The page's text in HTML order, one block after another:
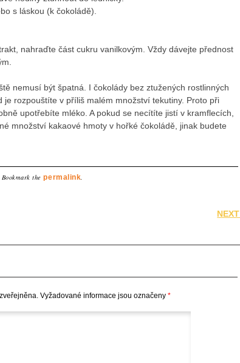
s láskou (k čokoládě).
nahraďte část cukru vanilkovým. Vždy dávejte přednost
nemusí být špatná. I čokolády bez ztužených rostlinných
je rozpouštíte v příliš malém množství tekutiny. Proto při
upotřebíte mléko. A pokud se necítíte jistí v kramflecích,
množství kakaové hmoty v hořké čokoládě, jinak budete
Bookmark thepermalink.
NEXT
Vyžadované informace jsou označeny *